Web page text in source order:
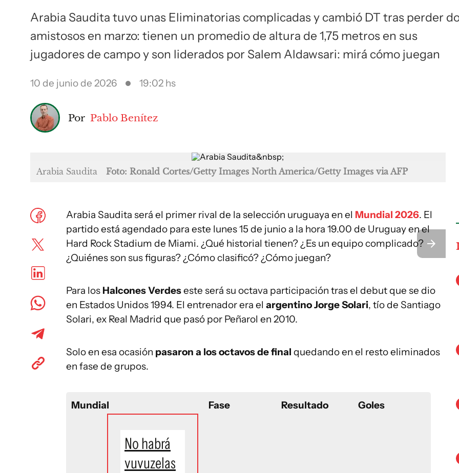
Arabia Saudita tuvo unas Eliminatorias complicadas y cambió DT tras perder
amistosos en marzo: tienen un promedio de altura de 1,75 metros en sus
jugadores de campo y son liderados por Salem Aldawsari: mirá cómo juegan
10 de junio de 2026 19:02 hs
Por Pablo Benítez
Arabia Saudita Foto: Ronald Cortes/Getty Images North America/Getty Images via AFP
Arabia Saudita será el primer rival de la selección uruguaya en el Mundial 2026. El
partido está agendado para este lunes 15 de junio a la hora 19.00 de Uruguay en el
Hard Rock Stadium de Miami. ¿Qué historial tienen? ¿Es un equipo complicado?
¿Quiénes son sus figuras? ¿Cómo clasificó? ¿Cómo juegan?
Para los Halcones Verdeseste será su octava participación tras el debut que se dio
en Estados Unidos 1994. El entrenador era el argentino Jorge Solari, tío de Santiago
Solari, ex Real Madrid que pasó por Peñarol en 2010.
Solo en esa ocasión pasaron a los octavos de final quedando en el resto eliminados
en fase de grupos.
Mundial
No habrá
vuvuzelas
Fase Resultado Goles